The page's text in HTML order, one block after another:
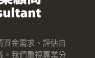
資金需求、評估自
。我們重視專業分